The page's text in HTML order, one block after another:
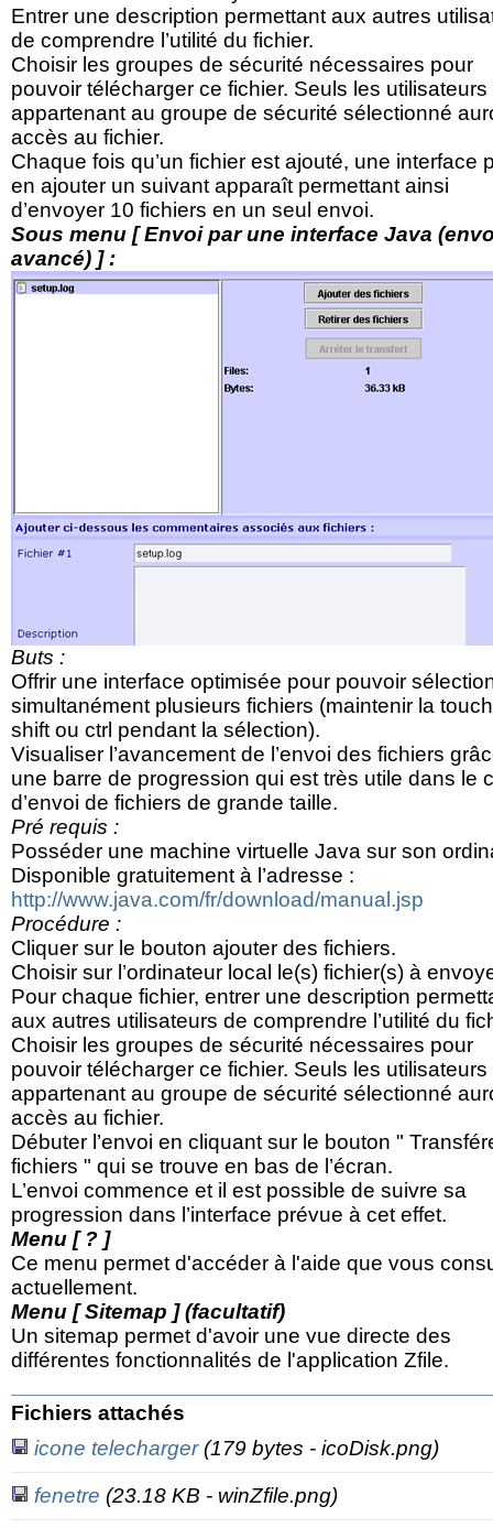
Entrer une description permettant aux autres
de comprendre l’utilité du fichier.
Choisir les groupes de sécurité nécessaires pour
pouvoir télécharger ce fichier. Seuls les utilisateurs
appartenant au groupe de sécurité sélectionné
accès au fichier.
Chaque fois qu’un fichier est ajouté, une interface
en ajouter un suivant apparaît permettant ainsi
d’envoyer 10 fichiers en un seul envoi.
Sous menu [ Envoi par une interface Java
avancé) ] :
Buts :
Offrir une interface optimisée pour pouvoir
simultanément plusieurs fichiers (maintenir la
shift ou ctrl pendant la sélection).
Visualiser l’avancement de l’envoi des fichiers
une barre de progression qui est très utile dans le
d’envoi de fichiers de grande taille.
Pré requis :
Posséder une machine virtuelle Java sur son
Disponible gratuitement à l’adresse :
http://www.java.com/fr/download/manual.jsp
Procédure :
Cliquer sur le bouton ajouter des fichiers.
Choisir sur l’ordinateur local le(s) fichier(s) à
Pour chaque fichier, entrer une description
aux autres utilisateurs de comprendre l’utilité du
Choisir les groupes de sécurité nécessaires pour
pouvoir télécharger ce fichier. Seuls les utilisateurs
appartenant au groupe de sécurité sélectionné
accès au fichier.
Débuter l’envoi en cliquant sur le bouton "
fichiers " qui se trouve en bas de l’écran.
L’envoi commence et il est possible de suivre sa
progression dans l’interface prévue à cet effet.
Menu [ ? ]
Ce menu permet d'accéder à l'aide que vous
actuellement.
Menu [ Sitemap ] (facultatif)
Un sitemap permet d'avoir une vue directe des
différentes fonctionnalités de l'application Zfile.
Fichiers attachés
icone telecharger(179 bytes - icoDisk.png)
fenetre (23.18 KB - winZfile.png)